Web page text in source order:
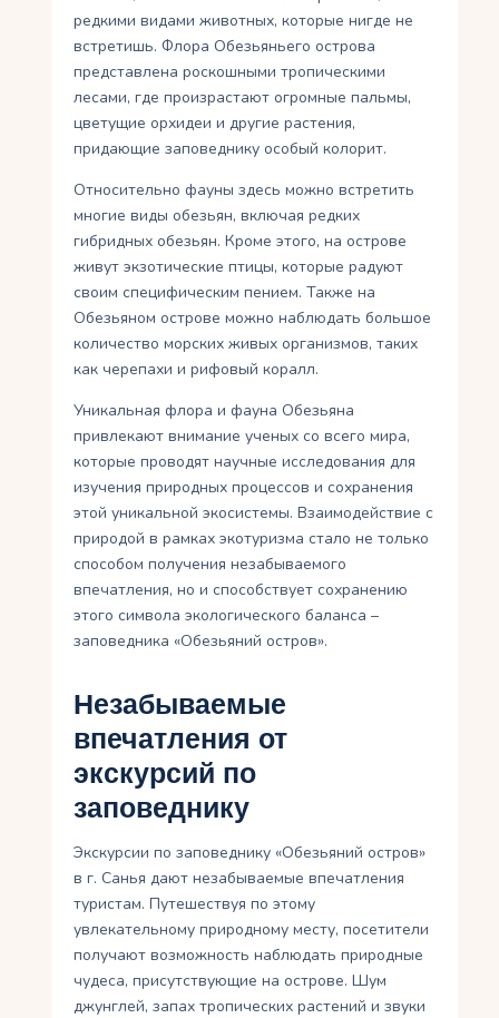
редкими видами животных, которые нигде не
встретишь. Флора Обезьяньего острова
представлена ​​роскошными тропическими
лесами, где произрастают огромные пальмы,
цветущие орхидеи и другие растения,
придающие заповеднику особый колорит.
Относительно фауны здесь можно встретить
многие виды обезьян, включая редких
гибридных обезьян. Кроме этого, на острове
живут экзотические птицы, которые радуют
своим специфическим пением. Также на
Обезьяном острове можно наблюдать большое
количество морских живых организмов, таких
как черепахи и рифовый коралл.
Уникальная флора и фауна Обезьяна
привлекают внимание ученых со всего мира,
которые проводят научные исследования для
изучения природных процессов и сохранения
этой уникальной экосистемы. Взаимодействие с
природой в рамках экотуризма стало не только
способом получения незабываемого
впечатления, но и способствует сохранению
этого символа экологического баланса –
заповедника «Обезьяний остров».
Незабываемые
впечатления от
экскурсий по
заповеднику
Экскурсии по заповеднику «Обезьяний остров»
в г. Санья дают незабываемые впечатления
туристам. Путешествуя по этому
увлекательному природному месту, посетители
получают возможность наблюдать природные
чудеса, присутствующие на острове. Шум
джунглей, запах тропических растений и звуки